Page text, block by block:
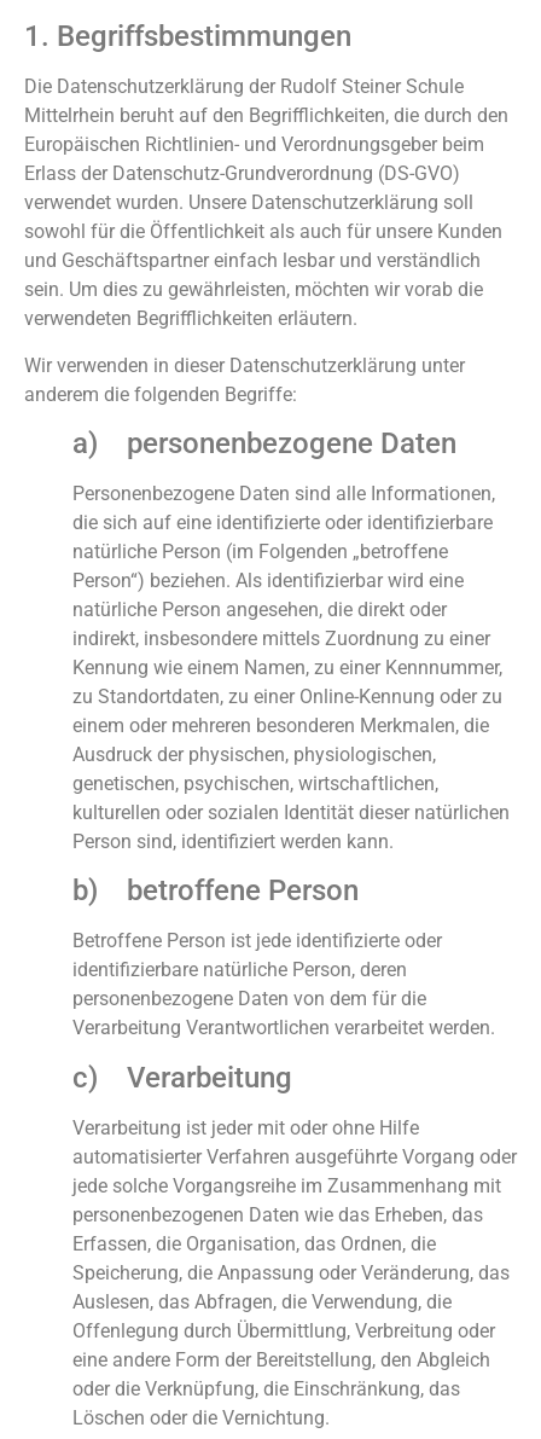
1. Begriffsbestimmungen
Die Datenschutzerklärung der Rudolf Steiner Schule
Mittelrhein beruht auf den Begrifflichkeiten, die durch den
Europäischen Richtlinien- und Verordnungsgeber beim
Erlass der Datenschutz-Grundverordnung (DS-GVO)
verwendet wurden. Unsere Datenschutzerklärung soll
sowohl für die Öffentlichkeit als auch für unsere Kunden
und Geschäftspartner einfach lesbar und verständlich
sein. Um dies zu gewährleisten, möchten wir vorab die
verwendeten Begrifflichkeiten erläutern.
Wir verwenden in dieser Datenschutzerklärung unter
anderem die folgenden Begriffe:
a) personenbezogene Daten
Personenbezogene Daten sind alle Informationen,
die sich auf eine identifizierte oder identifizierbare
natürliche Person (im Folgenden „betroffene
Person“) beziehen. Als identifizierbar wird eine
natürliche Person angesehen, die direkt oder
indirekt, insbesondere mittels Zuordnung zu einer
Kennung wie einem Namen, zu einer Kennnummer,
zu Standortdaten, zu einer Online-Kennung oder zu
einem oder mehreren besonderen Merkmalen, die
Ausdruck der physischen, physiologischen,
genetischen, psychischen, wirtschaftlichen,
kulturellen oder sozialen Identität dieser natürlichen
Person sind, identifiziert werden kann.
b) betroffene Person
Betroffene Person ist jede identifizierte oder
identifizierbare natürliche Person, deren
personenbezogene Daten von dem für die
Verarbeitung Verantwortlichen verarbeitet werden.
c) Verarbeitung
Verarbeitung ist jeder mit oder ohne Hilfe
automatisierter Verfahren ausgeführte Vorgang oder
jede solche Vorgangsreihe im Zusammenhang mit
personenbezogenen Daten wie das Erheben, das
Erfassen, die Organisation, das Ordnen, die
Speicherung, die Anpassung oder Veränderung, das
Auslesen, das Abfragen, die Verwendung, die
Offenlegung durch Übermittlung, Verbreitung oder
eine andere Form der Bereitstellung, den Abgleich
oder die Verknüpfung, die Einschränkung, das
Löschen oder die Vernichtung.